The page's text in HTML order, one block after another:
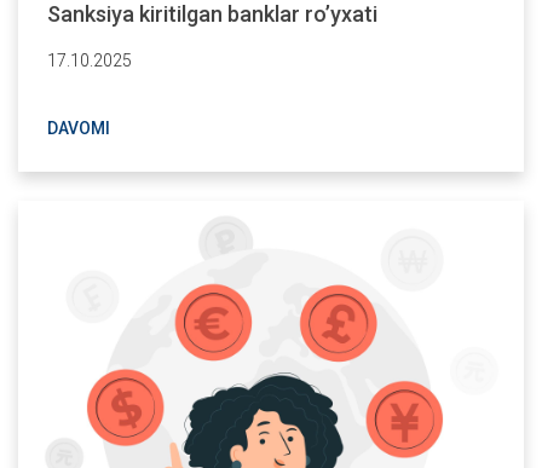
Sanksiya kiritilgan banklar ro’yxati
17.10.2025
DAVOMI